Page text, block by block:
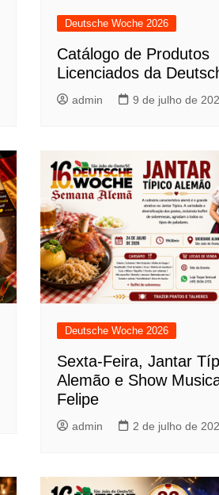
Deutsche Woche 2026
Catálogo de Produtos
Licenciados da
admin 9 de julho de
Deutsche Woche 2026
Sexta-Feira, Jantar
Alemão e Show
Felipe
admin 2 de julho de